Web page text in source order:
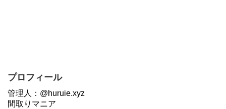
プロフィール
管理人：@huruie.xyz
間取りマニア